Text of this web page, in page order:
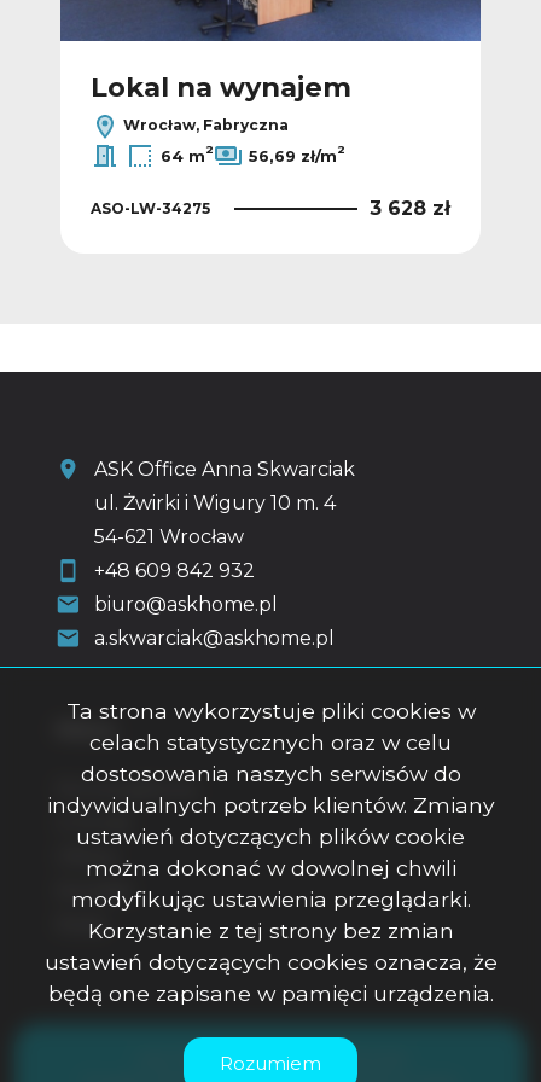
Lokal na wynajem
Wrocław, Fabryczna
64 m2 56,69 zł/m2
ASO-LW-34275 3 628 zł
ASK Office Anna Skwarciak
ul. Żwirki i Wigury 10 m. 4
54-621 Wrocław
+48 609 842 932
biuro@askhome.pl
a.skwarciak@askhome.pl
Strona główna
O firmie
Kontakt
Rodo
ASK Office Anna Skwarciak © 2026
Ta strona wykorzystuje pliki cookies w
celach statystycznych oraz w celu
dostosowania naszych serwisów do
indywidualnych potrzeb klientów. Zmiany
ustawień dotyczących plików cookie
można dokonać w dowolnej chwili
modyfikując ustawienia przeglądarki.
Korzystanie z tej strony bez zmian
ustawień dotyczących cookies oznacza, że
będą one zapisane w pamięci urządzenia.
Rozumiem